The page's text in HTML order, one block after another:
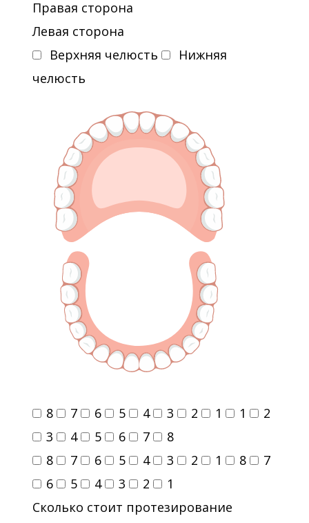
Правая сторона
Левая сторона
Верхняя челюсть
Нижняя
челюсть
8 7 6 5 4 3 2 1 1
2
3
4 5 6 7
8
8
7 6 5 4 3 2 1 8
7
6
5 4 3 2
1
Сколько стоит протезирование